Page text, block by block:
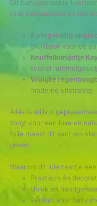
Dit handgemaakte
roze cadeaudoos en bevat:
5 zorgvuldig
bruikbaar voor de
Knuffelkonijntje
subtiel
Vrolijke
moderne uitstraling
Alles is stijlvol
zorgt voor een luxe en
folie maakt dit kant-en-
geven.
Waarom dit luiertaartje
Praktisch én
Uniek en
Perfect voor